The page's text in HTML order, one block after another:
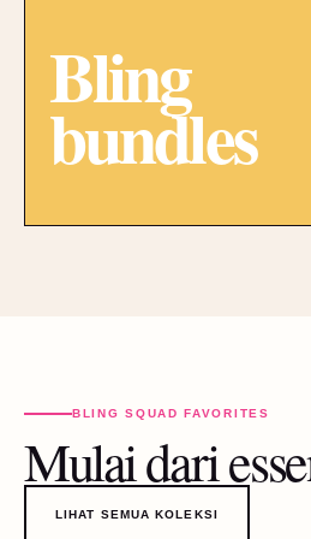
Bling
bundles
BLING SQUAD FAVORITES
Mulai dari
LIHAT SEMUA KOLEKSI